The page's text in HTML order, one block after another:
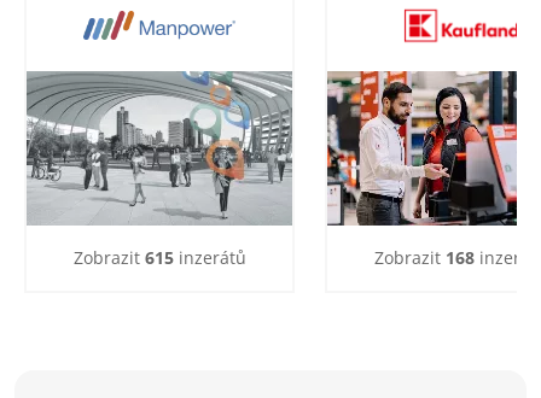
Zobrazit 615inzerátů Zobrazit 168